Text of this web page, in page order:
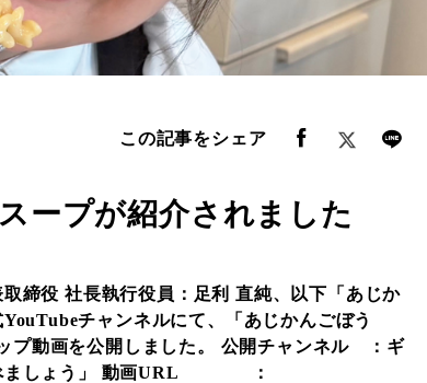
この記事をシェア
ープが紹介されました
締役 社長執行役員：足利 直純、以下「あじか
チャンネルにて、「あじかんごぼう
プ動画を公開しました。 公開チャンネル ：ギ
べましょう」 動画URL ：